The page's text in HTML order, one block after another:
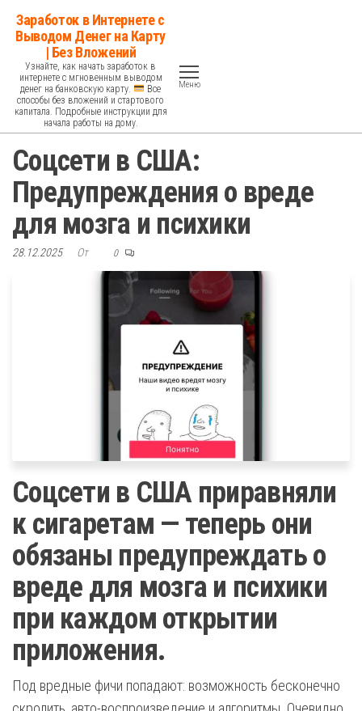
Перейти
содержимому
Заработок в Интернете с
Выводом Денег на Карту
| Без Вложений
Узнайте, как начать заработок в
интернете с мгновенным выводом
денег на банковскую карту.
Все
способы без вложений и стартового
капитала. Подробные инструкции для
начала работы на дому.
Меню
Соцсети в США:
Предупреждения о вреде
для мозга и психики
28.12.2025 От 0
Соцсети в США приравняли
к сигаретам — теперь они
обязаны предупреждать о
вреде для мозга и психики
при каждом открытии
приложения.
Под вредные фичи попадают: возможность бесконечно